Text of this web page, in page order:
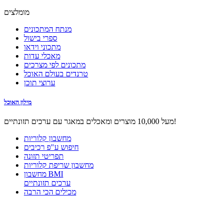
מומלצים
מנתח המתכונים
ספרי בישול
מתכוני וידאו
מאכלי עדות
מתכונים לפי מצרכים
טרנדים בעולם האוכל
ערוצי תוכן
מילון האוכל
מעל 10,000 מוצרים ומאכלים במאגר עם ערכים תזונתיים!
מחשבון קלוריות
חיפוש ע"פ רכיבים
תפריטי תזונה
מחשבון שריפת קלוריות
מחשבון BMI
ערכים תזונתיים
מכילים הכי הרבה